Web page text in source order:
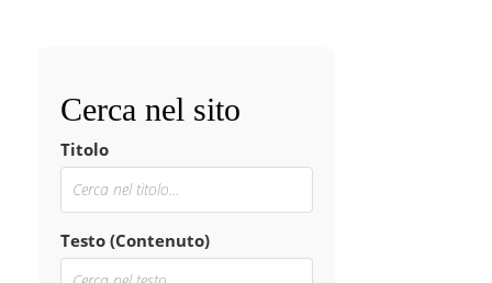
Cerca nel sito
Titolo
Testo (Contenuto)